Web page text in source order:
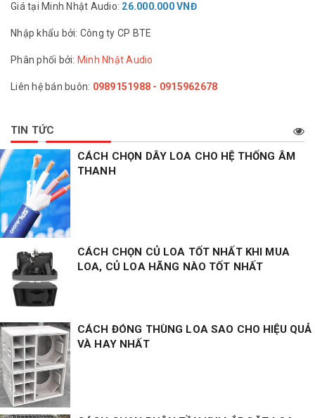
Giá tại Minh Nhật Audio: 26.000.000 VNĐ
Nhập khẩu bởi: Công ty CP BTE
Phân phối bởi: Minh Nhật Audio
Liên hệ bán buôn: 0989151988 - 0915962678
TIN TỨC
CÁCH CHỌN DÂY LOA CHO HỆ THỐNG ÂM
THANH
CÁCH CHỌN CỦ LOA TỐT NHẤT KHI MUA
LOA, CỦ LOA HÃNG NÀO TỐT NHẤT
CÁCH ĐÓNG THÙNG LOA SAO CHO HIỆU QUẢ
VÀ HAY NHẤT